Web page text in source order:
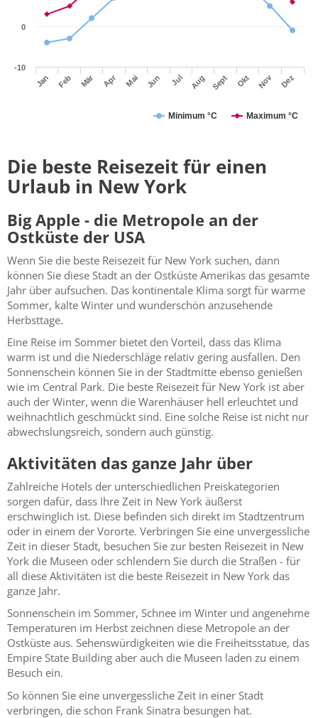
Minimum °C Maximum °C
Jan Feb Mär Apr Mai Jun Jul Aug Sept Okt Nov Dez
-10
0
Die beste Reisezeit für einen
Urlaub in New York
Big Apple - die Metropole an der
Ostküste der USA
Wenn Sie die beste Reisezeit für New York suchen, dann
können Sie diese Stadt an der Ostküste Amerikas das gesamte
Jahr über aufsuchen. Das kontinentale Klima sorgt für warme
Sommer, kalte Winter und wunderschön anzusehende
Herbsttage.
Eine Reise im Sommer bietet den Vorteil, dass das Klima
warm ist und die Niederschläge relativ gering ausfallen. Den
Sonnenschein können Sie in der Stadtmitte ebenso genießen
wie im Central Park. Die beste Reisezeit für New York ist aber
auch der Winter, wenn die Warenhäuser hell erleuchtet und
weihnachtlich geschmückt sind. Eine solche Reise ist nicht nur
abwechslungsreich, sondern auch günstig.
Aktivitäten das ganze Jahr über
Zahlreiche Hotels der unterschiedlichen Preiskategorien
sorgen dafür, dass Ihre Zeit in New York äußerst
erschwinglich ist. Diese befinden sich direkt im Stadtzentrum
oder in einem der Vororte. Verbringen Sie eine unvergessliche
Zeit in dieser Stadt, besuchen Sie zur besten Reisezeit in New
York die Museen oder schlendern Sie durch die Straßen - für
all diese Aktivitäten ist die beste Reisezeit in New York das
ganze Jahr.
Sonnenschein im Sommer, Schnee im Winter und angenehme
Temperaturen im Herbst zeichnen diese Metropole an der
Ostküste aus. Sehenswürdigkeiten wie die Freiheitsstatue, das
Empire State Building aber auch die Museen laden zu einem
Besuch ein.
So können Sie eine unvergessliche Zeit in einer Stadt
verbringen, die schon Frank Sinatra besungen hat.